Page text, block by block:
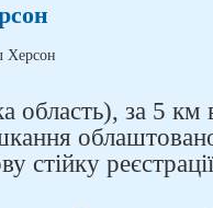
область), за 5 км
стійку
в